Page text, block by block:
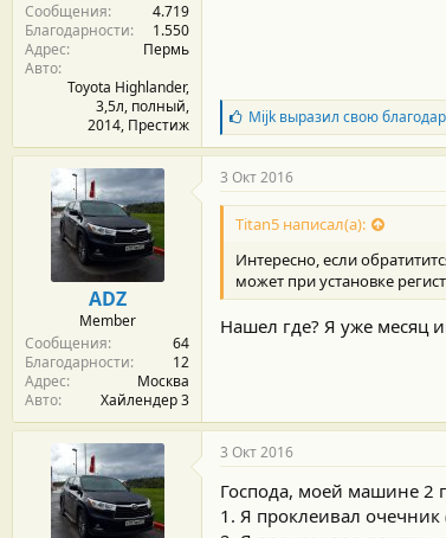
Сообщения
4.719
Благодарности
1.550
Адрес
Пермь
Авто
Toyota Highlander,
3,5л, полный,
2014, Престиж
Б
л
а
г
о
д
а
н
о
с
т
Mijkвыразил свою
ADZ
Member
Сообщения
64
Благодарности
12
Адрес
Москва
Авто
Хайлендер 3
3 Окт 2016
Titan5 написал(а):
Интересно, если
может при установке
Нашел где? Я уже месяц
3 Окт 2016
Господа, моей машине 2
1. Я проклеивал очечник